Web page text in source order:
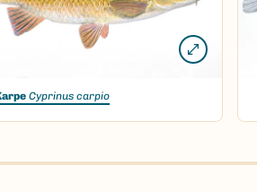
Cyprinus carpio